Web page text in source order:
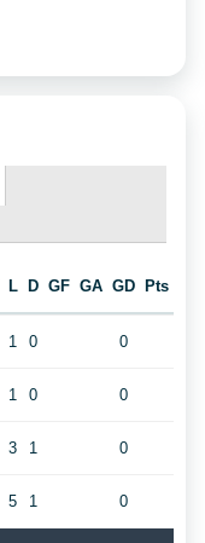
L D GF GA GD Pts
1 0 0
1 0 0
3 1 0
5 1 0